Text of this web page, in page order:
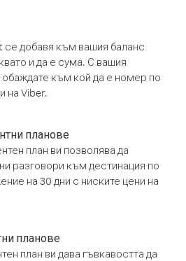
се добавя към вашия баланс
и да е сума. С вашия
към кой да е номер по
на Viber.
планове
план ви позволява да
разговори към дестинация по
на 30 дни с ниските цени на
планове
план ви дава гъвкавостта да